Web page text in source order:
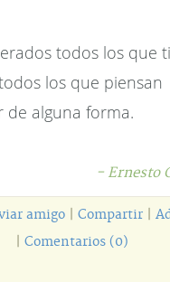
todos los que
los que piensan
de alguna forma.
- Ernesto
amigo| Compartir|
Comentarios (0)